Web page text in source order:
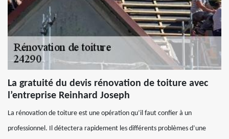
La gratuité du devis rénovation de toiture avec
l’entreprise Reinhard Joseph
La rénovation de toiture est une opération qu’il faut confier à un
professionnel. Il détectera rapidement les différents problèmes d’une